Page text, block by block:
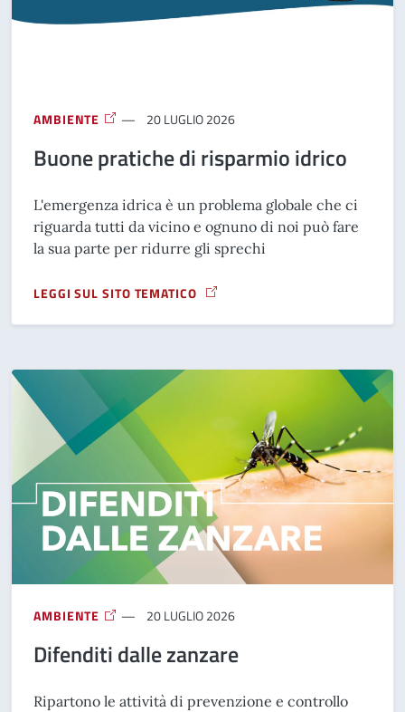
AMBIENTE 20 LUGLIO 2026
Buone pratiche di risparmio idrico
L'emergenza idrica è un problema globale che ci
riguarda tutti da vicino e ognuno di noi può fare
la sua parte per ridurre gli sprechi
LEGGI SUL SITO TEMATICO
A PROPOSITO DI BUONE PRATICHE DI RISPARMIO IDRICO
AMBIENTE 20 LUGLIO 2026
Difenditi dalle zanzare
Ripartono le attività di prevenzione e controllo